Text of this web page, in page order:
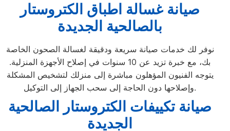
صيانة غسالة اطباق الكتروستار
بالصالحية الجديدة
نوفر لك خدمات صيانة سريعة ودقيقة لغسالة الصحون الخاصة
بك، مع خبرة تزيد عن 10 سنوات في إصلاح الأجهزة المنزلية.
يتوجه الفنيون المؤهلون مباشرة إلى منزلك لتشخيص المشكلة
وإصلاحها دون الحاجة إلى سحب الجهاز إلى التوكيل.
صيانة تكييفات الكتروستار الصالحية
الجديدة